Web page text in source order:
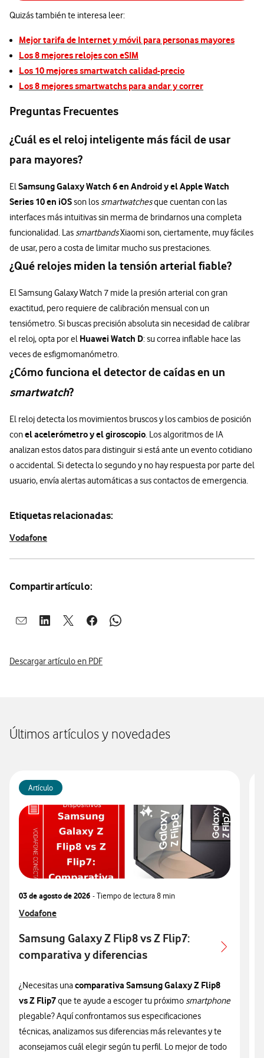
Quizás también te interesa leer:
Mejor tarifa de Internet y móvil para personas mayores
Los 8 mejores relojes con eSIM
Los 10 mejores smartwatch calidad-precio
Los 8 mejores smartwatchs para andar y correr
Preguntas Frecuentes
¿Cuál es el reloj inteligente más fácil de usar
para mayores?
ElSamsung Galaxy Watch 6 en Android y el Apple Watch
Series 10 en iOSson los smartwatchesque cuentan con las
interfaces más intuitivas sin merma de brindarnos una completa
funcionalidad. Las smartbandsXiaomi son, ciertamente, muy fáciles
de usar, pero a costa de limitar mucho sus prestaciones.
¿Qué relojes miden la tensión arterial fiable?
El Samsung Galaxy Watch 7 mide la presión arterial con gran
exactitud, pero requiere de calibración mensual con un
tensiómetro. Si buscas precisión absoluta sin necesidad de calibrar
el reloj, opta por el Huawei Watch D: su correa inflable hace las
veces de esfigmomanómetro.
¿Cómo funciona el detector de caídas en un
smartwatch?
El reloj detecta los movimientos bruscos y los cambios de posición
conel acelerómetro y el giroscopio. Los algoritmos de IA
analizan estos datos para distinguir si está ante un evento cotidiano
o accidental. Si detecta lo segundo y no hay respuesta por parte del
usuario, envía alertas automáticas a sus contactos de emergencia.
Etiquetas relacionadas:
Vodafone
Compartir artículo:
Abrir ventana para compartir en mail
Abrir ventana para compartir en linkedin
Abrir ventana para compartir en twitter
Abrir ventana para compartir en facebook
Abrir ventana para compartir en
Descargar artículo en PDF
Últimos artículos y novedades
Artículo
03 de agosto de 2026 - Tiempo de lectura8 min
Ver más articulos relacionados con
Vodafone
Samsung Galaxy Z Flip8 vs Z Flip7:
comparativa y diferencias
¿Necesitas unacomparativa Samsung Galaxy Z Flip8
vs Z Flip7que te ayude a escoger tu próximo smartphone
plegable? Aquí confrontamos sus especificaciones
técnicas, analizamos sus diferencias más relevantes y te
aconsejamos cuál elegir según tu perfil. Lo mejor de todo